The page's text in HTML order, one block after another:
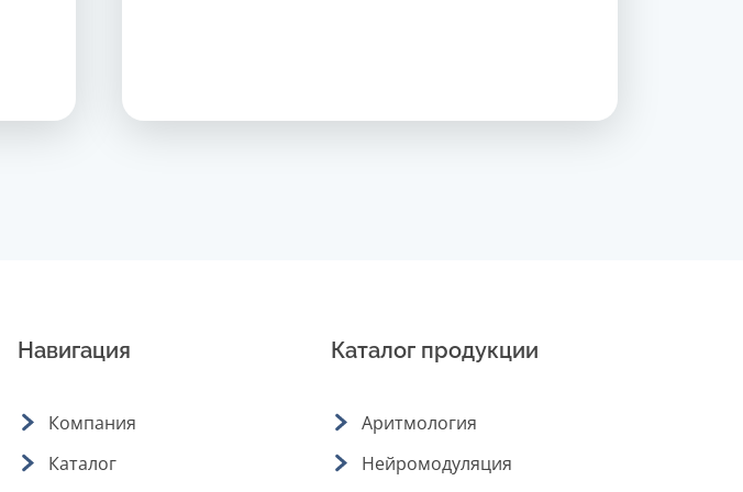
Навигация
Компания
Каталог
Каталог продукции
Аритмология
Нейромодуляция